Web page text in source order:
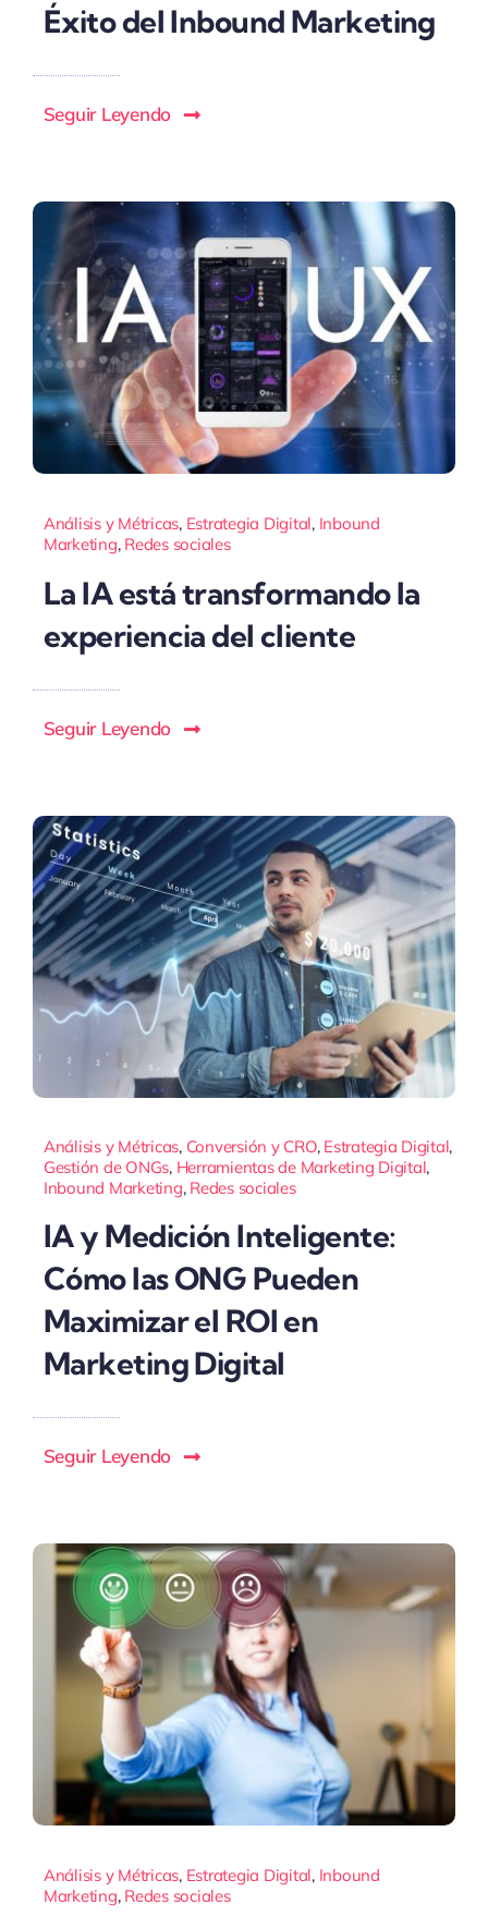
Éxito del Inbound Marketing
Seguir Leyendo
Análisis y Métricas, Estrategia Digital, Inbound
Marketing, Redes sociales
La IA está transformando la
experiencia del cliente
Seguir Leyendo
Análisis y Métricas, Conversión y CRO, Estrategia Digital,
Gestión de ONGs, Herramientas de Marketing Digital,
Inbound Marketing, Redes sociales
IA y Medición Inteligente:
Cómo las ONG Pueden
Maximizar el ROI en
Marketing Digital
Seguir Leyendo
Análisis y Métricas, Estrategia Digital, Inbound
Marketing, Redes sociales